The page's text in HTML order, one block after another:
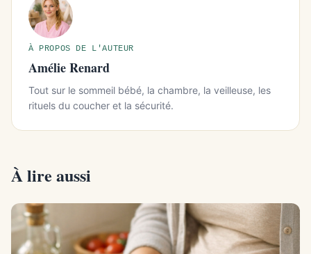
À PROPOS DE L'AUTEUR
Amélie Renard
Tout sur le sommeil bébé, la chambre, la veilleuse, les
rituels du coucher et la sécurité.
À lire aussi